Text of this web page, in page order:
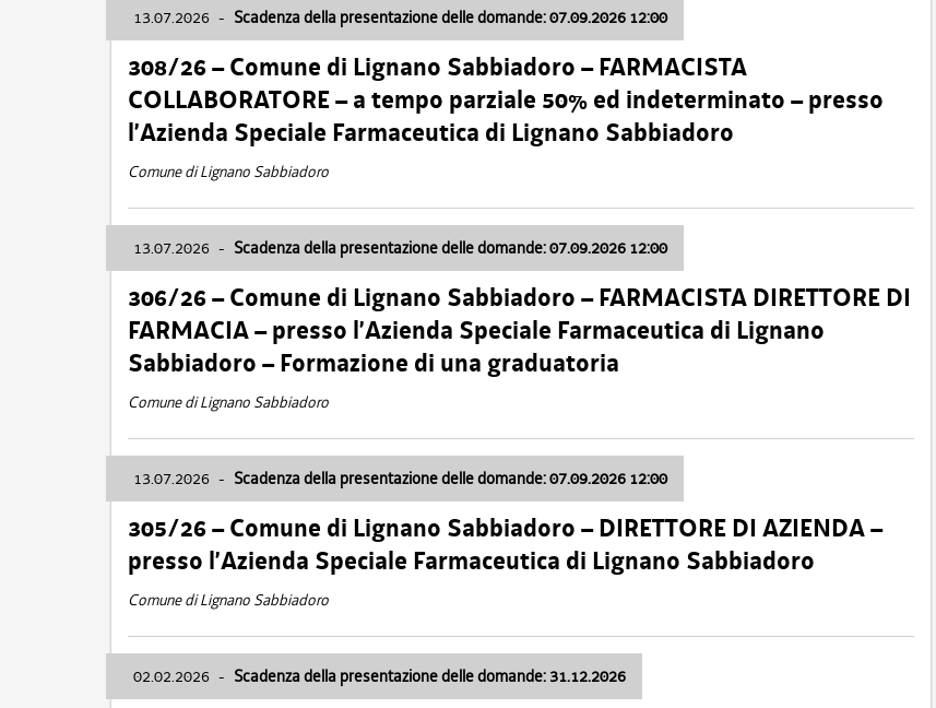
13.07.2026 - Scadenza della presentazione delle domande: 07.09.2026 12:00
308/26 – Comune di Lignano Sabbiadoro – FARMACISTA
COLLABORATORE – a tempo parziale 50% ed indeterminato – presso
l’Azienda Speciale Farmaceutica di Lignano Sabbiadoro
Comune di Lignano Sabbiadoro
13.07.2026 - Scadenza della presentazione delle domande: 07.09.2026 12:00
306/26 – Comune di Lignano Sabbiadoro – FARMACISTA DIRETTORE DI
FARMACIA – presso l’Azienda Speciale Farmaceutica di Lignano
Sabbiadoro – Formazione di una graduatoria
Comune di Lignano Sabbiadoro
13.07.2026 - Scadenza della presentazione delle domande: 07.09.2026 12:00
305/26 – Comune di Lignano Sabbiadoro – DIRETTORE DI AZIENDA –
presso l’Azienda Speciale Farmaceutica di Lignano Sabbiadoro
Comune di Lignano Sabbiadoro
02.02.2026 - Scadenza della presentazione delle domande: 31.12.2026